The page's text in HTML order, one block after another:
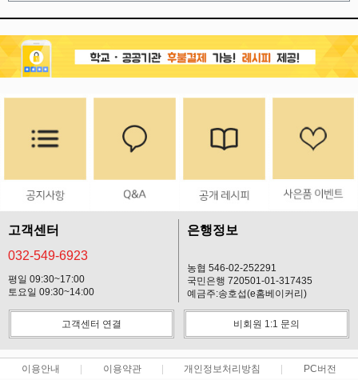
고객센터
032-549-6923
평일 09:30~17:00
토요일 09:30~14:00
은행정보
농협 546-02-252291
국민은행 720501-01-317435
예금주:송호섭(e홈베이커리)
고객센터 연결 비회원 1:1 문의
이용안내 이용약관 개인정보처리방침 PC버전